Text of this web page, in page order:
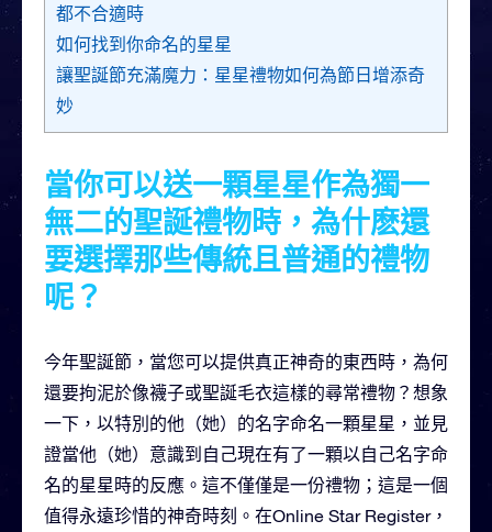
都不合適時
如何找到你命名的星星
讓聖誕節充滿魔力：星星禮物如何為節日增添奇
妙
當你可以送一顆星星作為獨一
無二的聖誕禮物時，為什麽還
要選擇那些傳統且普通的禮物
呢？
今年聖誕節，當您可以提供真正神奇的東西時，為何
還要拘泥於像襪子或聖誕毛衣這樣的尋常禮物？想象
一下，以特別的他（她）的名字命名一顆星星，並見
證當他（她）意識到自己現在有了一顆以自己名字命
名的星星時的反應。這不僅僅是一份禮物；這是一個
值得永遠珍惜的神奇時刻。在Online Star Register，